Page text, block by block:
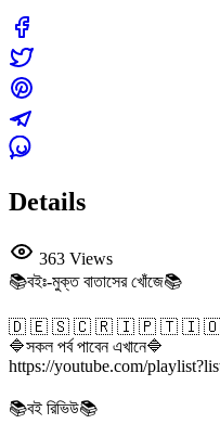
Details
363 Views
📚বইঃ-মুক্ত বাতাসের খোঁজে📚
🇩 🇪 🇸 🇨 🇷 🇮 🇵 🇹 🇮
🔷সকল পর্ব পাবেন এখানে🔷
https://youtube.com/
📚বই রিভিউ📚